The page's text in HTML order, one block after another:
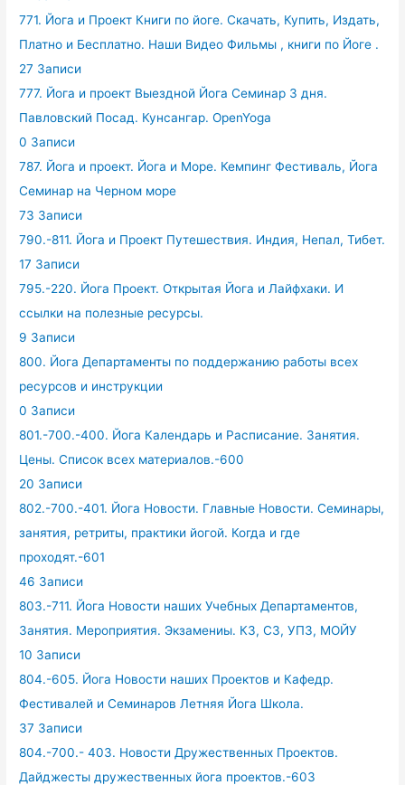
771. Йога и Проект Книги по йоге. Скачать, Купить, Издать,
Платно и Бесплатно. Наши Видео Фильмы , книги по Йоге .
27 Записи
777. Йога и проект Выездной Йога Семинар 3 дня.
Павловский Посад. Кунсангар. OpenYoga
0 Записи
787. Йога и проект. Йога и Море. Кемпинг Фестиваль, Йога
Семинар на Черном море
73 Записи
790.-811. Йога и Проект Путешествия. Индия, Непал, Тибет.
17 Записи
795.-220. Йога Проект. Открытая Йога и Лайфхаки. И
ссылки на полезные ресурсы.
9 Записи
800. Йога Департаменты по поддержанию работы всех
ресурсов и инструкции
0 Записи
801.-700.-400. Йога Календарь и Расписание. Занятия.
Цены. Список всех материалов.-600
20 Записи
802.-700.-401. Йога Новости. Главные Новости. Семинары,
занятия, ретриты, практики йогой. Когда и где
проходят.-601
46 Записи
803.-711. Йога Новости наших Учебных Департаментов,
Занятия. Мероприятия. Экзамениы. КЗ, СЗ, УПЗ, МОЙУ
10 Записи
804.-605. Йога Новости наших Проектов и Кафедр.
Фестивалей и Семинаров Летняя Йога Школа.
37 Записи
804.-700.- 403. Новости Дружественных Проектов.
Дайджесты дружественных йога проектов.-603